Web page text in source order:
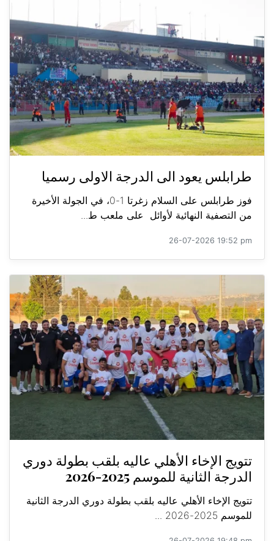
طرابلس يعود الى الدرجة الاولى رسميا
فوز طرابلس على السلام زغرتا 1-0، في الجولة الأخيرة
من التصفية النهائية لأوائل على ملعب ط...
26-07-2026 19:52 pm
تتويج الإخاء الأهلي عاليه بلقب بطولة دوري
الدرجة الثانية للموسم 2025-2026
تتويج الإخاء الأهلي عاليه بلقب بطولة دوري الدرجة الثانية
للموسم 2025-2026 ...